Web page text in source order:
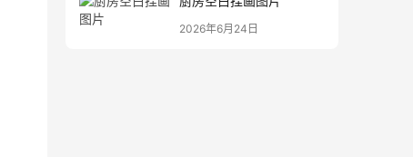
2026年6月24日